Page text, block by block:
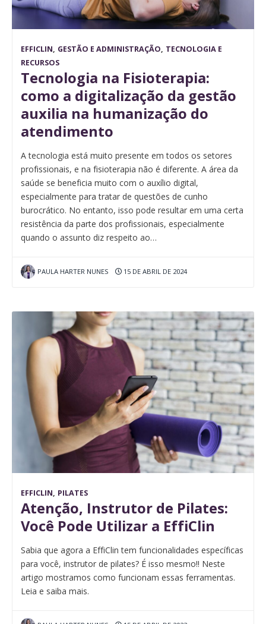
EFFICLIN, GESTÃO E ADMINISTRAÇÃO, TECNOLOGIA E
RECURSOS
Tecnologia na Fisioterapia:
como a digitalização da gestão
auxilia na humanização do
atendimento
A tecnologia está muito presente em todos os setores
profissionais, e na fisioterapia não é diferente. A área da
saúde se beneficia muito com o auxílio digital,
especialmente para tratar de questões de cunho
burocrático. No entanto, isso pode resultar em uma certa
resistência da parte dos profissionais, especialmente
quando o assunto diz respeito ao…
PAULA HARTER NUNES 15 DE ABRIL DE 2024
EFFICLIN, PILATES
Atenção, Instrutor de Pilates:
Você Pode Utilizar a EffiClin
Sabia que agora a EffiClin tem funcionalidades específicas
para você, instrutor de pilates? É isso mesmo!! Neste
artigo mostramos como funcionam essas ferramentas.
Leia e saiba mais.